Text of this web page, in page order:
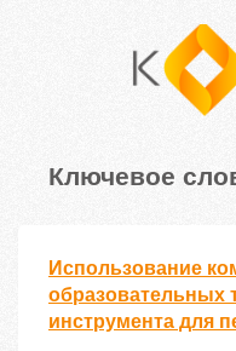
Ключевое
Использование
образовательных
инструмента для